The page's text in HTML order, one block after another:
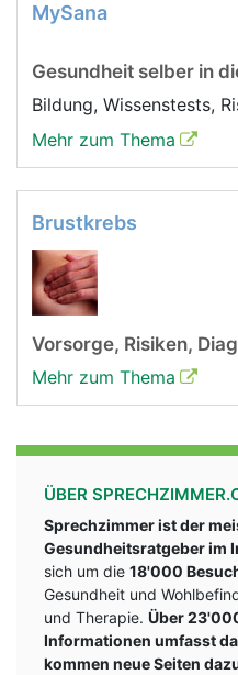
MySana
Gesundheit selber in
Bildung, Wissenstests,
Mehr zum Thema
Brustkrebs
Vorsorge, Risiken,
Mehr zum Thema
ÜBER
Sprechzimmer ist der
Gesundheitsratgeber im
sich um die 18'000
Gesundheit und
und Therapie. Über
Informationen umfasst
kommen neue Seiten